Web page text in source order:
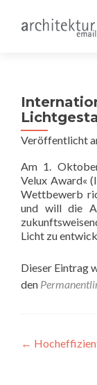
Veröffentlicht
Am 1.
Velux Award«
Wettbewerb
und will die
Licht zu
Dieser Eintrag
den
←